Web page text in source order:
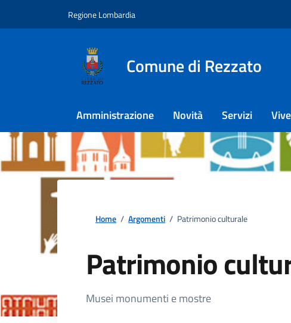
Regione Lombardia
Comune di Rezzato
Amministrazione Novità Servizi
Home / Argomenti / Patrimonio culturale
Patrimonio
Dettagli della notizia
Musei monumenti e mostre